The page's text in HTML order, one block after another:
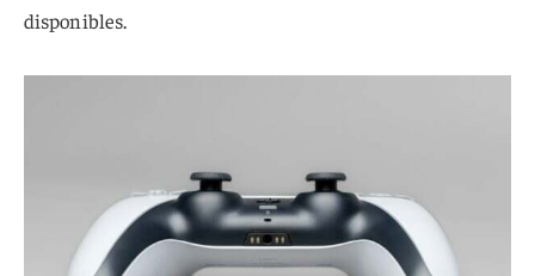
disponibles.